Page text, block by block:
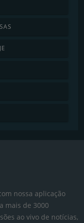
nossa aplicação
mais de 3000
ao vivo de notícias,